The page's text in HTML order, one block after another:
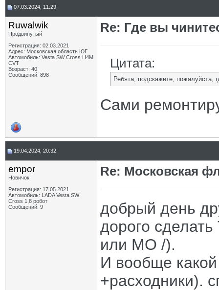
07.03.2024, 11:29
Ruwalwik
Продвинутый
Регистрация: 02.03.2021
Адрес: Московская область ЮГ
Автомобиль: Vesta SW Cross H4M
CVT
Возраст: 40
Сообщений: 898
Re: Где вы
Цитата:
Ребята, подскажите, пожалуйста,
Сами
19.04.2024, 20:32
empor
Новичок
Регистрация: 17.05.2021
Автомобиль: LADA Vesta SW
Cross 1,8 робот
Сообщений: 9
Re: Московская
добрый день
дорого
или МО /).
И вообще
+расходники).